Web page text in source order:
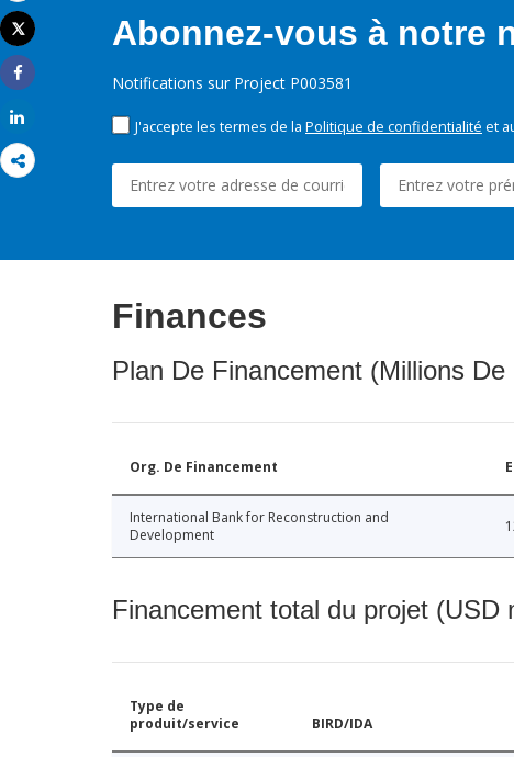
Imprimer
Tweet
Share
Abonnez-vous à notre
Notifications sur Project P003581
J'accepte les termes de la Politique de confidentialité et
Finances
Plan De Financement (Millions De
Org. De Financement
International Bank for Reconstruction and
Development
Financement total du projet (USD
Type de
produit/service
BIRD/IDA